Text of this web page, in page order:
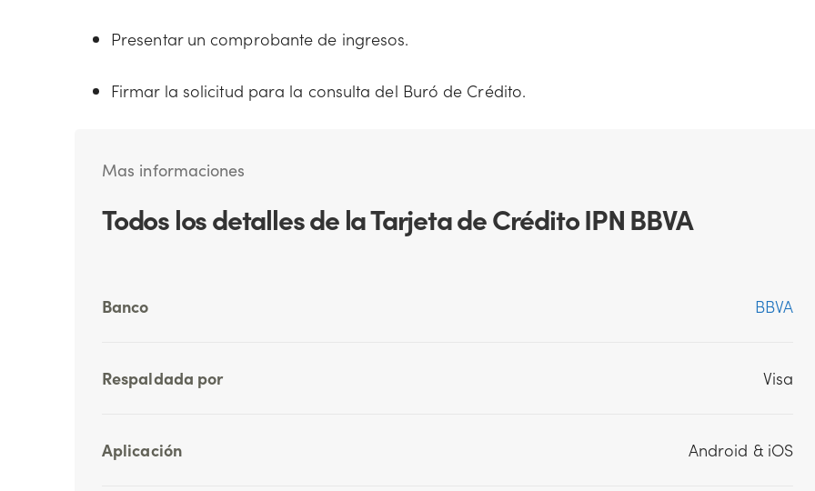
Presentar un comprobante de ingresos.
Firmar la solicitud para la consulta del Buró de Crédito.
Mas informaciones
Todos los detalles de la Tarjeta de Crédito IPN BBVA
Banco BBVA
Respaldada por Visa
Aplicación Android & iOS